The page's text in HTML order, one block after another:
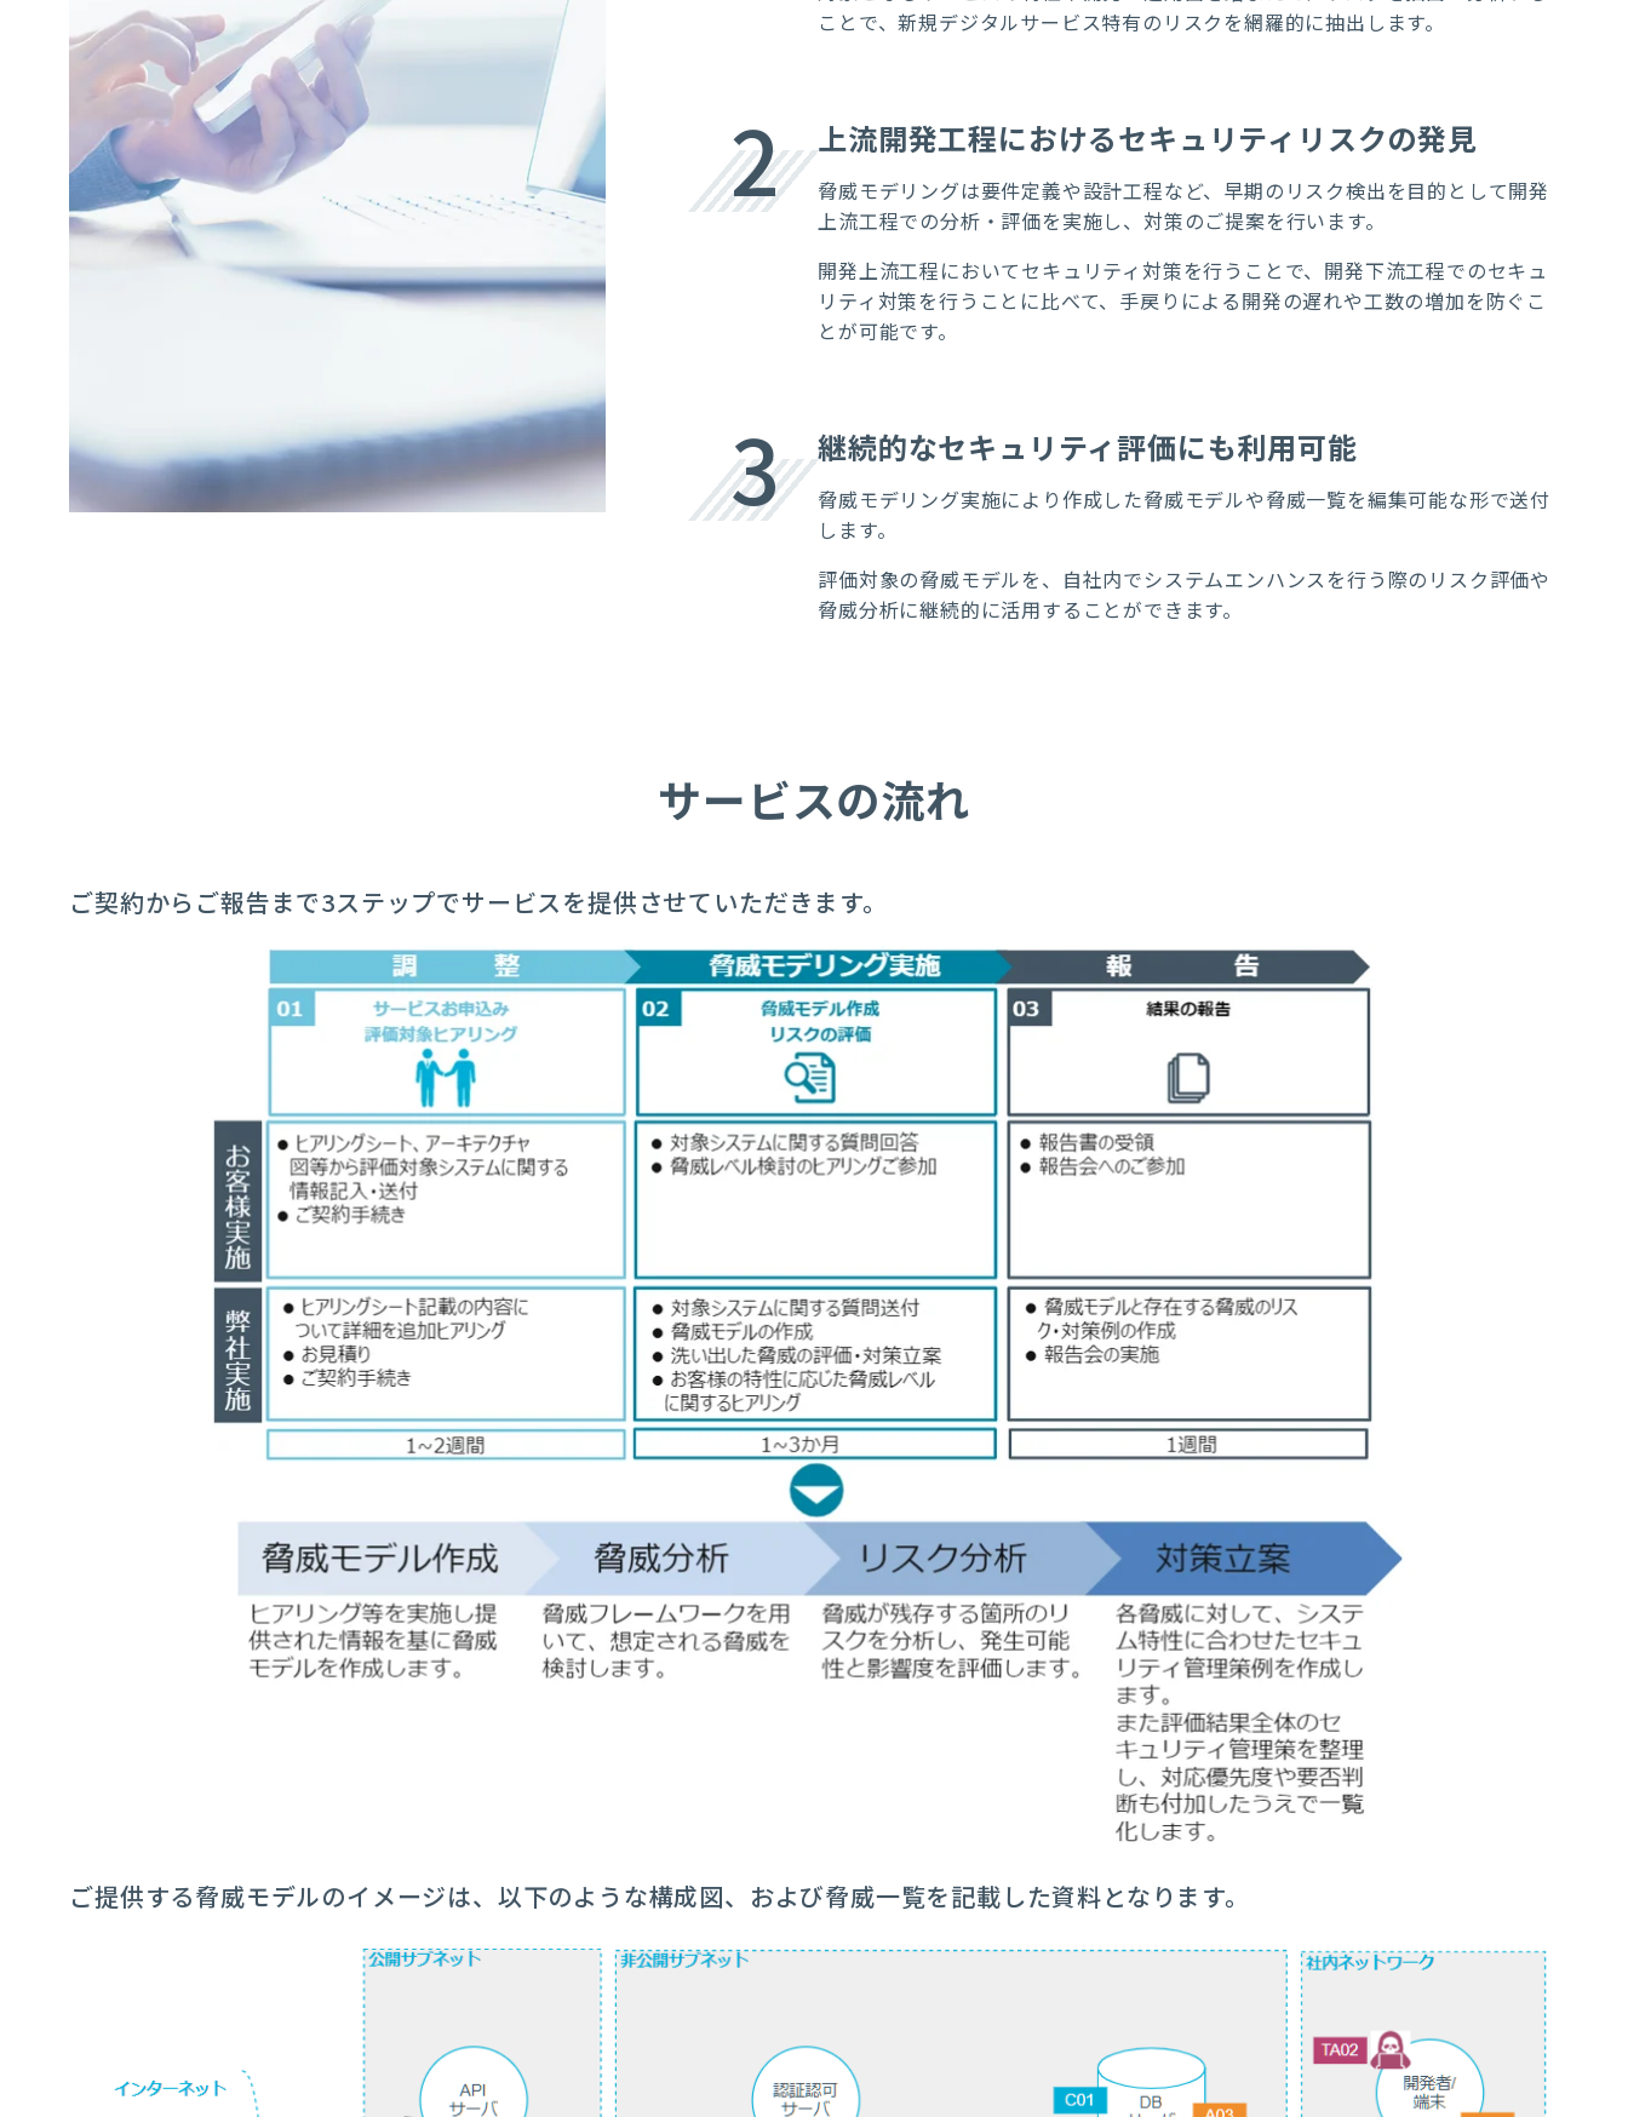
ことで、新規デジタルサービス特有のリスクを網羅的に抽出します。
2 上流開発工程におけるセキュリティリスクの発見
脅威モデリングは要件定義や設計工程など、早期のリスク検出を目的として開発
上流工程での分析・評価を実施し、対策のご提案を行います。
開発上流工程においてセキュリティ対策を行うことで、開発下流工程でのセキュ
リティ対策を行うことに比べて、手戻りによる開発の遅れや工数の増加を防ぐこ
とが可能です。
3 継続的なセキュリティ評価にも利用可能
脅威モデリング実施により作成した脅威モデルや脅威一覧を編集可能な形で送付
します。
評価対象の脅威モデルを、自社内でシステムエンハンスを行う際のリスク評価や
脅威分析に継続的に活用することができます。
サービスの流れ
ご契約からご報告まで3ステップでサービスを提供させていただきます。
ご提供する脅威モデルのイメージは、以下のような構成図、および脅威一覧を記載した資料となります。